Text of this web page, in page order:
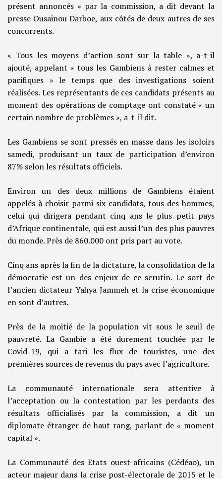
présent annoncés » par la commission, a dit devant la
presse Ousainou Darboe, aux côtés de deux autres de ses
concurrents.
« Tous les moyens d’action sont sur la table », a-t-il
ajouté, appelant « tous les Gambiens à rester calmes et
pacifiques » le temps que des investigations soient
réalisées. Les représentants de ces candidats présents au
moment des opérations de comptage ont constaté « un
certain nombre de problèmes », a-t-il dit.
Les Gambiens se sont pressés en masse dans les isoloirs
samedi, produisant un taux de participation d’environ
87% selon les résultats officiels.
Environ un des deux millions de Gambiens étaient
appelés à choisir parmi six candidats, tous des hommes,
celui qui dirigera pendant cinq ans le plus petit pays
d’Afrique continentale, qui est aussi l’un des plus pauvres
du monde. Près de 860.000 ont pris part au vote.
Cinq ans après la fin de la dictature, la consolidation de la
démocratie est un des enjeux de ce scrutin. Le sort de
l’ancien dictateur Yahya Jammeh et la crise économique
en sont d’autres.
Près de la moitié de la population vit sous le seuil de
pauvreté. La Gambie a été durement touchée par le
Covid-19, qui a tari les flux de touristes, une des
premières sources de revenus du pays avec l’agriculture.
La communauté internationale sera attentive à
l’acceptation ou la contestation par les perdants des
résultats officialisés par la commission, a dit un
diplomate étranger de haut rang, parlant de « moment
capital ».
La Communauté des Etats ouest-africains (Cédéao), un
acteur majeur dans la crise post-électorale de 2015 et le